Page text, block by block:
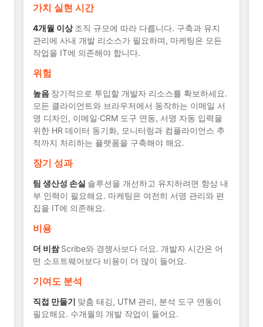
가치 실현 시간
4개월 이상 조직 규모에 따라 다릅니다. 구축과 유지
관리에 사내 개발 리소스가 필요하며, 마케팅은 모든
작업을 IT에 의존해야 합니다.
위험
높음 장기적으로 투입할 개발자 리소스를 확보하세요.
모든 클라이언트와 브라우저에서 동작하는 이메일 서
명 디자인, 이메일·CRM 도구 연동, 서명 자동 입력을
위한 HR 데이터 동기화, 모니터링과 컴플라이언스 추
적까지 처리하는 플랫폼을 구축해야 해요.
장기 성과
팀 생산성 손실 솔루션을 개선하고 유지하려면 항상 내
부 인력이 필요해요. 마케팅은 여전히 서명 관리와 편
집을 IT에 의존해요.
비용
더 비쌈 Scribe와 경쟁사보다 더요. 개발자 시간은 어
떤 소프트웨어보다 비용이 더 많이 들어요.
기여도 분석
직접 만들기 맞춤 태깅, UTM 관리, 분석 도구 연동이
필요해요. 수개월의 개발 작업이 들어요.